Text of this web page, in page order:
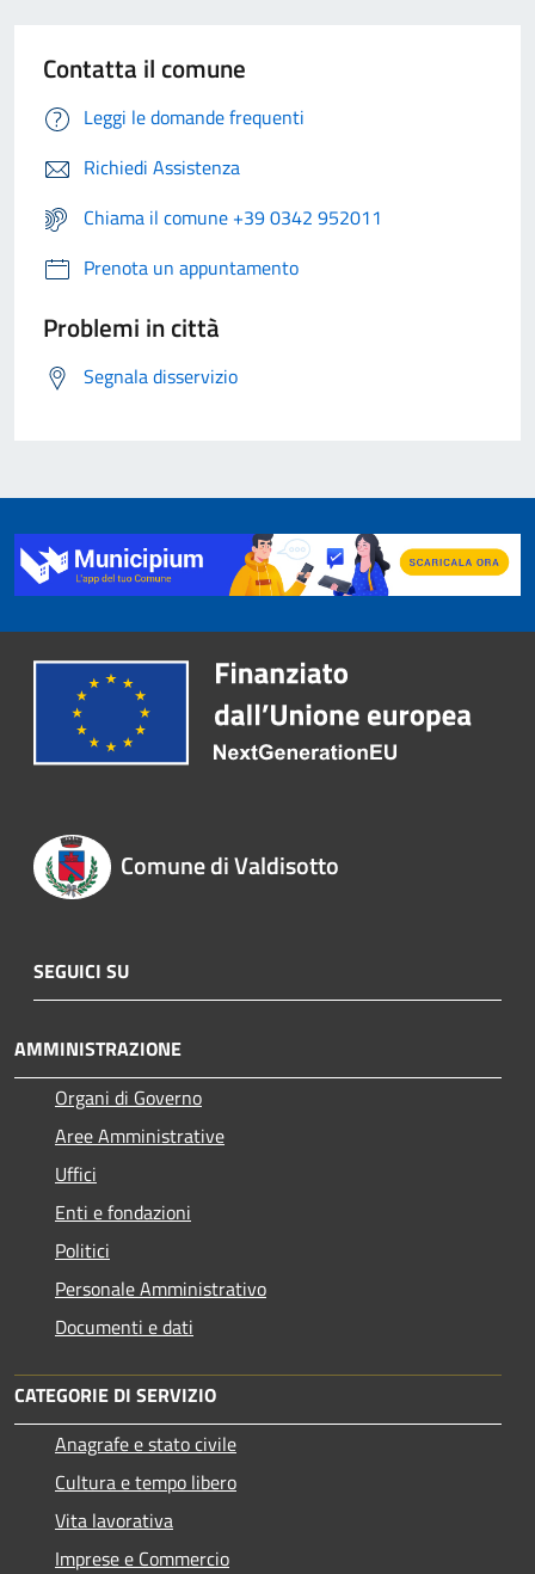
Contatta il comune
Leggi le domande frequenti
Richiedi Assistenza
Chiama il comune +39 0342 952011
Prenota un appuntamento
Problemi in città
Segnala disservizio
Comune di Valdisotto
SEGUICI SU
AMMINISTRAZIONE
Organi di Governo
Aree Amministrative
Uffici
Enti e fondazioni
Politici
Personale Amministrativo
Documenti e dati
CATEGORIE DI SERVIZIO
Anagrafe e stato civile
Cultura e tempo libero
Vita lavorativa
Imprese e Commercio